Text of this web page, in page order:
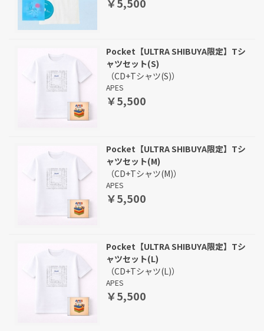
Pocket【ULTRA SHIBUYA限定】Tシ
ャツセット(S)
（CD+Tシャツ(S)）
APES
￥5,500
Pocket【ULTRA SHIBUYA限定】Tシ
ャツセット(M)
（CD+Tシャツ(M)）
APES
￥5,500
Pocket【ULTRA SHIBUYA限定】Tシ
ャツセット(L)
（CD+Tシャツ(L)）
APES
￥5,500